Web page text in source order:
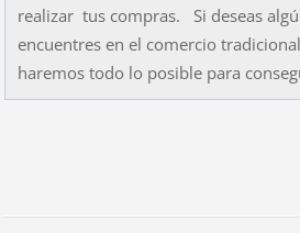
realizar tus compras. Si deseas
encuentres en el comercio
haremos todo lo posible para